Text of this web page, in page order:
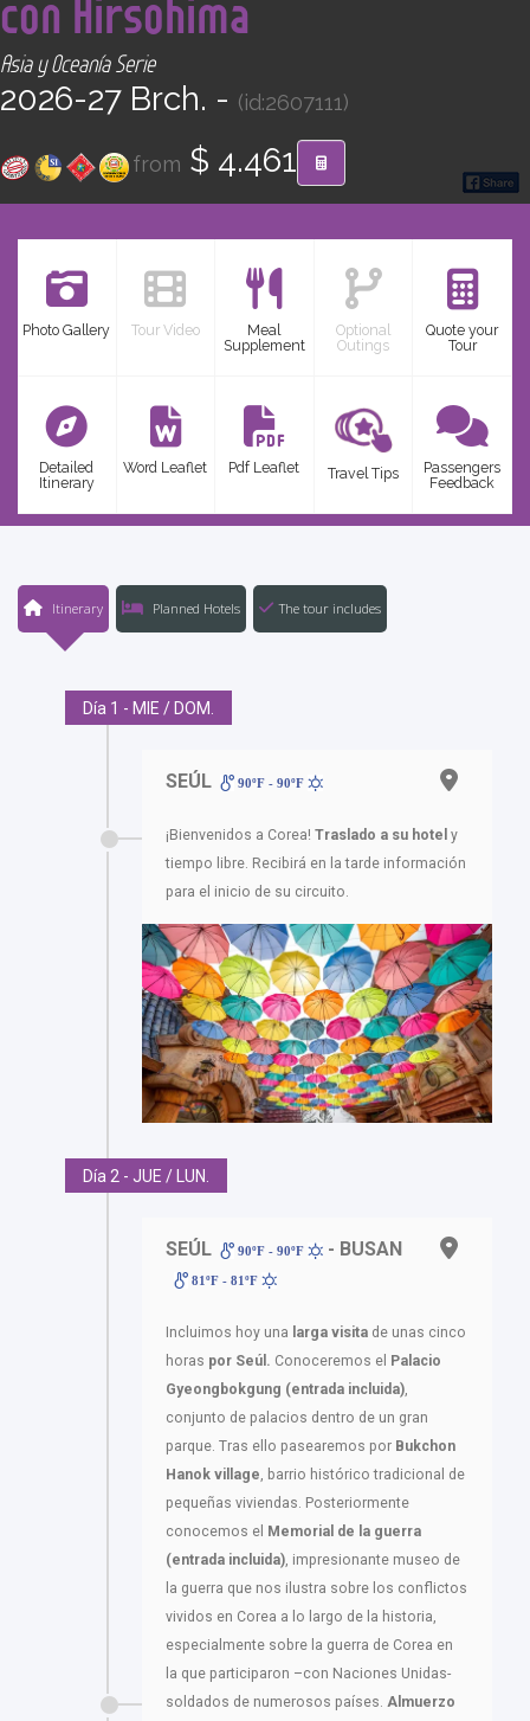
CONTACT
con Hirsohima
Asia y Oceanía Serie
2026-27 Brch. - (id:2607111)
from $ 4.461
Photo Gallery Tour Video
Meal
Supplement
Optional
Outings
Quote your
Tour
Detailed
Itinerary
Word Leaflet Pdf Leaflet Travel Tips
Passengers
Feedback
Itinerary Planned Hotels The tour includes
Día 1 - MIE / DOM.
SEÚL 90ºF - 90ºF
¡Bienvenidos a Corea! Traslado a su hotel y
tiempo libre. Recibirá en la tarde información
para el inicio de su circuito.
Día 2 - JUE / LUN.
SEÚL 90ºF - 90ºF - BUSAN
81ºF - 81ºF
Incluimos hoy una larga visita de unas cinco
horas por Seúl. Conoceremos el Palacio
Gyeongbokgung (entrada incluida),
conjunto de palacios dentro de un gran
parque. Tras ello pasearemos por Bukchon
Hanok village, barrio histórico tradicional de
pequeñas viviendas. Posteriormente
conocemos el Memorial de la guerra
(entrada incluida), impresionante museo de
la guerra que nos ilustra sobre los conflictos
vividos en Corea a lo largo de la historia,
especialmente sobre la guerra de Corea en
la que participaron –con Naciones Unidas-
soldados de numerosos países. Almuerzo